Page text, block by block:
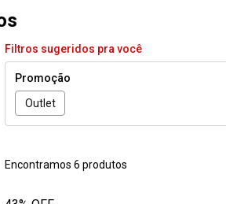
Filtros sugeridos pra você
Promoção
Outlet
Encontramos 6 produtos